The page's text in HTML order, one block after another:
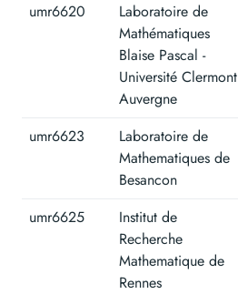
umr6620
Laboratoire de
Mathématiques
Blaise Pascal -
Université Clermont
Auvergne
umr6623
Laboratoire de
Mathematiques de
Besancon
umr6625
Institut de
Recherche
Mathematique de
Rennes